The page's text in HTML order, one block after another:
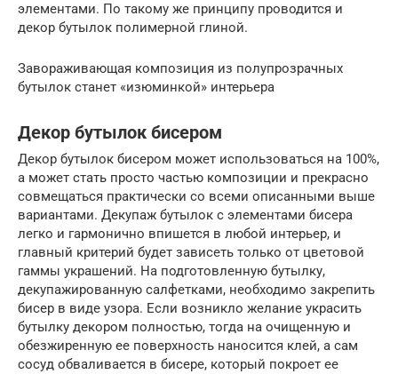
элементами. По такому же принципу проводится и
декор бутылок полимерной глиной.
Завораживающая композиция из полупрозрачных
бутылок станет «изюминкой» интерьера
Декор бутылок бисером
Декор бутылок бисером может использоваться на 100%,
а может стать просто частью композиции и прекрасно
совмещаться практически со всеми описанными выше
вариантами. Декупаж бутылок с элементами бисера
легко и гармонично впишется в любой интерьер, и
главный критерий будет зависеть только от цветовой
гаммы украшений. На подготовленную бутылку,
декупажированную салфетками, необходимо закрепить
бисер в виде узора. Если возникло желание украсить
бутылку декором полностью, тогда на очищенную и
обезжиренную ее поверхность наносится клей, а сам
сосуд обваливается в бисере, который покроет ее